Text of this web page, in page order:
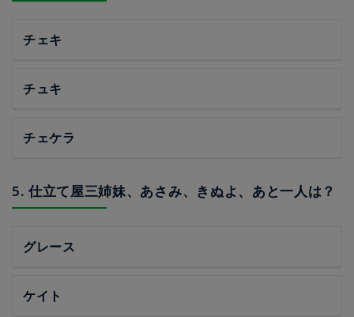
チェキ
チュキ
チェケラ
5. 仕立て屋三姉妹、あさみ、きぬよ、あと一人は？
グレース
ケイト